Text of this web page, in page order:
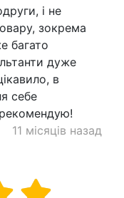
і не
зокрема
багато
дуже
в
себе
11 місяців назад